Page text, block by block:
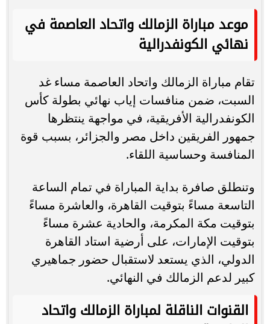
موعد مباراة الزمالك واتحاد العاصمة في
نهائي الكونفدرالية
تقام مباراة الزمالك واتحاد العاصمة مساء غد
السبت، ضمن منافسات إياب نهائي بطولة كأس
الكونفدرالية الأفريقية، في مواجهة ينتظرها
جمهور الفريقين داخل مصر والجزائر، بسبب قوة
المنافسة وحساسية اللقاء.
وتنطلق صافرة بداية المباراة في تمام الساعة
التاسعة مساءً بتوقيت القاهرة، والعاشرة مساءً
بتوقيت مكة المكرمة، والحادية عشرة مساءً
بتوقيت الإمارات، على أرضية استاد القاهرة
الدولي، الذي يستعد لاستقبال حضور جماهيري
كبير لدعم الزمالك في النهائي.
القنوات الناقلة لمباراة الزمالك واتحاد